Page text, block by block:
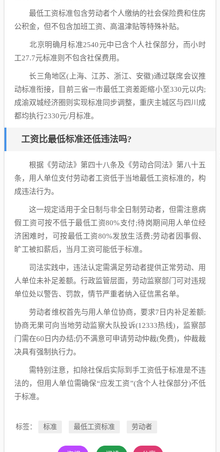
最低工资标准包含劳动者个人缴纳的社会保险费和住房
公积金，但不包含加班工资、高温津贴等特殊补贴。
北京明确月标准2540元中已含个人社保部分，而小时
工27.7元标准则不包含社保费用。
长三角地区(上海、江苏、浙江、安徽)通过联席会议推
动标准衔接，目前三省一市最低工资差距缩小至330元以内;
成渝双城经济圈则实现标准同步调整，重庆主城区与四川成
都均执行2330元/月标准。
工资比最低标准还低违法吗?
根据《劳动法》第四十八条及《劳动合同法》第八十五
条，用人单位支付劳动者工资低于当地最低工资标准的，构
成违法行为。
这一规定适用于全日制与非全日制劳动者，但需注意病
假工资可按不低于最低工资80%支付;待岗期间用人单位经
济困难时，可按最低工资80%发放生活费;劳动者因事假、
旷工被扣薪后，当月工资可能低于标准。
司法实践中，违法认定需满足劳动者提供正常劳动、用
人单位未补足差额。行政监管层面，劳动监察部门可对违规
单位处以警告、罚款，情节严重者纳入征信黑名单。
劳动者维权首先与用人单位协商，要求7日内补足差额;
协商无果可向当地劳动监察大队投诉(12333热线)，监察部
门需在60日内办结;仍不满意可申请劳动仲裁(免费)，仲裁裁
决具有强制执行力。
需特别注意，扣除社保后实际到手工资低于标准是不违
法的，但用人单位需确保“应发工资”(含个人社保部分)不低
于标准。
标签： 标准 最低工资标准 劳动者